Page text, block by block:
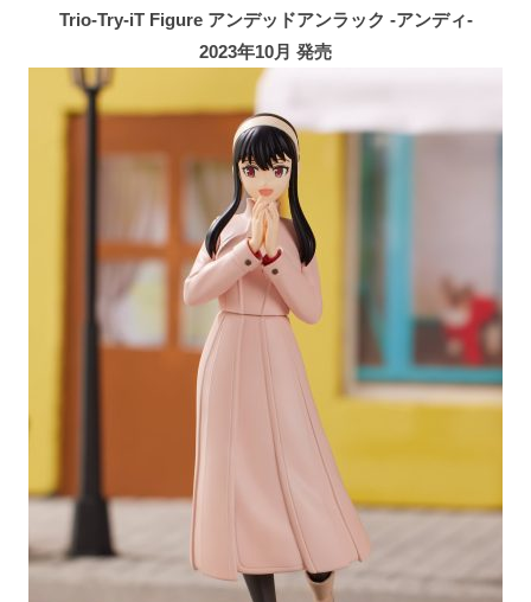
Trio-Try-iT Figure アンデッドアンラック -アンディ-
2023年10月 発売